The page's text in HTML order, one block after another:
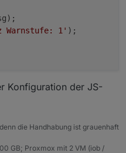
Warnstufe: 1' );
Konfiguration der JS-
die Handhabung ist grauenhaft
GB; Proxmox mit 2 VM (iob /